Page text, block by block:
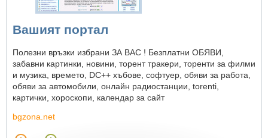
Вашият портал
Полезни връзки избрани ЗА ВАС ! Безплатни ОБЯВИ,
забавни картинки, новини, торент тракери, торенти за филми
и музика, времето, DC++ хъбове, софтуер, обяви за работа,
обяви за автомобили, онлайн радиостанции, torenti,
картички, хороскопи, календар за сайт
bgzona.net